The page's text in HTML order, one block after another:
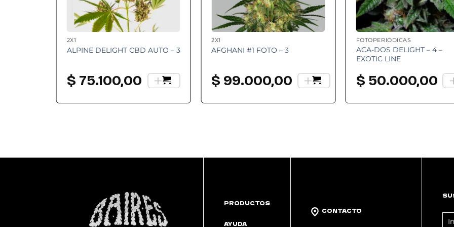
2X1
ALPINE DELIGHT CBD AUTO – 3
$ 75.100,00 +
2X1
AFGHANI #1 FOTO – 3
$ 99.000,00 +
FOTOPERIÓDICAS
ACA-DOS DELIGHT – 4 –
EXOTIC LINE
$ 50.000,00
PRODUCTOS
AYUDA
CONTACTO